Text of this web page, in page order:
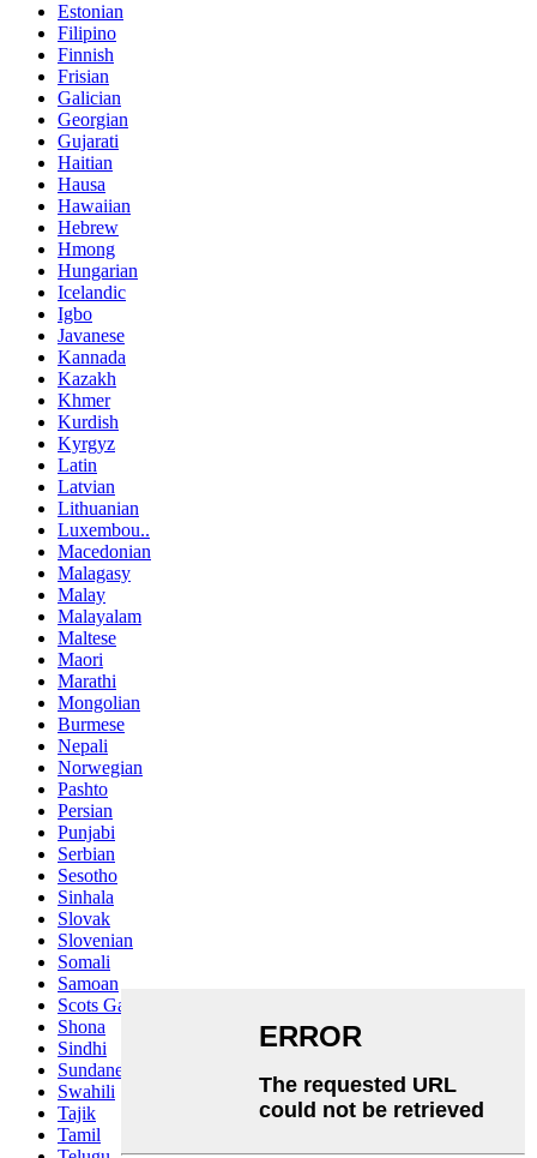
Estonian
Filipino
Finnish
Frisian
Galician
Georgian
Gujarati
Haitian
Hausa
Hawaiian
Hebrew
Hmong
Hungarian
Icelandic
Igbo
Javanese
Kannada
Kazakh
Khmer
Kurdish
Kyrgyz
Latin
Latvian
Lithuanian
Luxembou..
Macedonian
Malagasy
Malay
Malayalam
Maltese
Maori
Marathi
Mongolian
Burmese
Nepali
Norwegian
Pashto
Persian
Punjabi
Serbian
Sesotho
Sinhala
Slovak
Slovenian
Somali
Samoan
Scots Gaelic
Shona
Sindhi
Sundanese
Swahili
Tajik
Tamil